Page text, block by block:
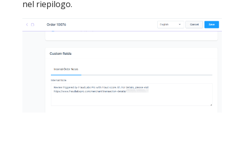
nel riepilogo.